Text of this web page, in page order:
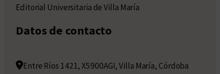
Editorial Universitaria de Villa María
Datos de contacto
Entre Ríos 1421, X5900AGI, Villa María, Córdoba